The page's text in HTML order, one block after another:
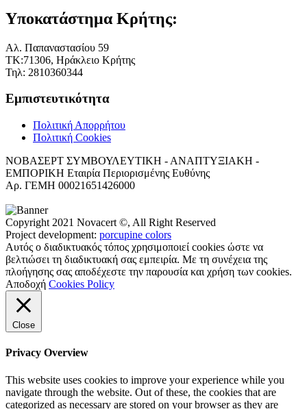
Υποκατάστημα Κρήτης:
Αλ. Παπαναστασίου 59
ΤΚ:71306, Ηράκλειο Κρήτης
Τηλ: 2810360344
Εμπιστευτικότητα
Πολιτική Απορρήτου
Πολιτική Cookies
ΝΟΒΑΣΕΡΤ ΣΥΜΒΟΥΛΕΥΤΙΚΗ - ΑΝΑΠΤΥΞΙΑΚΗ -
ΕΜΠΟΡΙΚΗ Εταιρία Περιορισμένης Ευθύνης
Αρ. ΓΕΜΗ 00021651426000
Copyright 2021 Novacert ©, All Right Reserved
Project development: porcupine colors
Αυτός ο διαδικτυακός τόπος χρησιμοποιεί cookies ώστε να
βελτιώσει τη διαδικτυακή σας εμπειρία. Με τη συνέχεια της
πλοήγησης σας αποδέχεστε την παρουσία και χρήση των cookies.
Αποδοχή Cookies Policy
Close
Privacy Overview
This website uses cookies to improve your experience while you
navigate through the website. Out of these, the cookies that are
categorized as necessary are stored on your browser as they are